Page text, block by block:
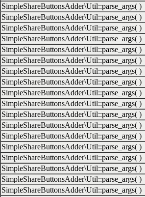
SimpleShareButtonsAdder\Util::parse_args( )
SimpleShareButtonsAdder\Util::parse_args( )
SimpleShareButtonsAdder\Util::parse_args( )
SimpleShareButtonsAdder\Util::parse_args( )
SimpleShareButtonsAdder\Util::parse_args( )
SimpleShareButtonsAdder\Util::parse_args( )
SimpleShareButtonsAdder\Util::parse_args( )
SimpleShareButtonsAdder\Util::parse_args( )
SimpleShareButtonsAdder\Util::parse_args( )
SimpleShareButtonsAdder\Util::parse_args( )
SimpleShareButtonsAdder\Util::parse_args( )
SimpleShareButtonsAdder\Util::parse_args( )
SimpleShareButtonsAdder\Util::parse_args( )
SimpleShareButtonsAdder\Util::parse_args( )
SimpleShareButtonsAdder\Util::parse_args( )
SimpleShareButtonsAdder\Util::parse_args( )
SimpleShareButtonsAdder\Util::parse_args( )
SimpleShareButtonsAdder\Util::parse_args( )